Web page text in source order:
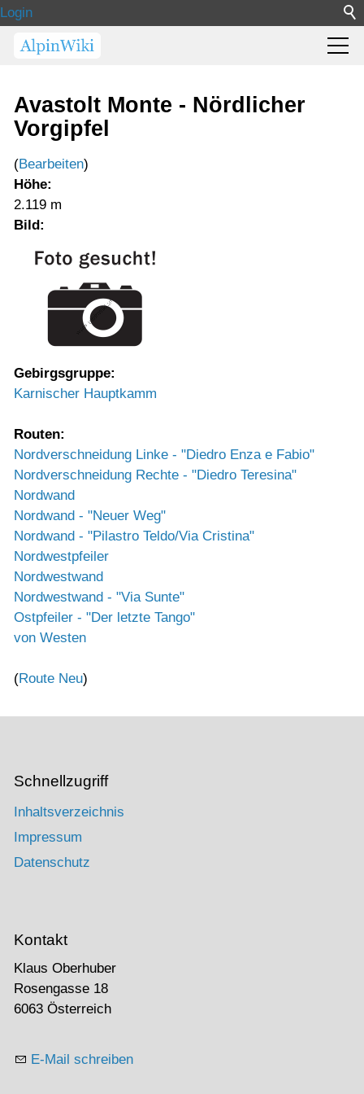
Login
Avastolt Monte - Nördlicher
Vorgipfel
(Bearbeiten)
Höhe:
2.119 m
Bild:
Gebirgsgruppe:
Karnischer Hauptkamm
Routen:
Nordverschneidung Linke - "Diedro Enza e Fabio"
Nordverschneidung Rechte - "Diedro Teresina"
Nordwand
Nordwand - "Neuer Weg"
Nordwand - "Pilastro Teldo/Via Cristina"
Nordwestpfeiler
Nordwestwand
Nordwestwand - "Via Sunte"
Ostpfeiler - "Der letzte Tango"
von Westen
(Route Neu)
Schnellzugriff
Inhaltsverzeichnis
Impressum
Datenschutz
Kontakt
Klaus Oberhuber
Rosengasse 18
6063 Österreich
E-Mail schreiben